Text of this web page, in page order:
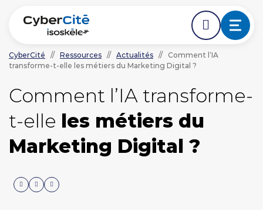
L'agence
Ressources
Nos clients
CyberCité // Ressources // Actualités //
Comment l’IA
transforme-t-elle les métiers du Marketing Digital ?
Comment l’IA transforme-
t-elle les métiers du
Marketing Digital ?